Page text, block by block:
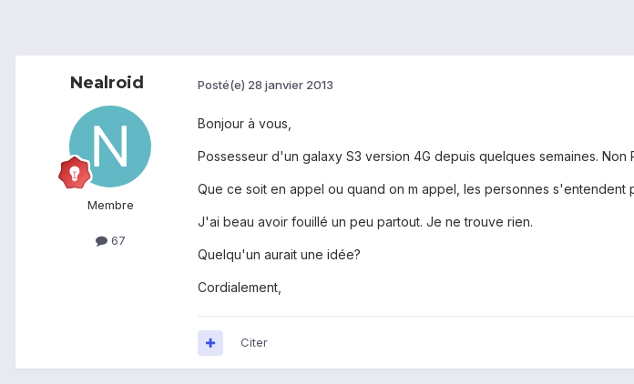
Nealroid
Membre
67
Posté(e) 28 janvier 2013
Bonjour à vous,
Possesseur d'un galaxy S3 version 4G depuis quelques semaines. Non
Que ce soit en appel ou quand on m appel, les personnes s'entendent
J'ai beau avoir fouillé un peu partout. Je ne trouve rien.
Quelqu'un aurait une idée?
Cordialement,
Citer